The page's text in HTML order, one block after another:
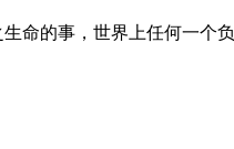
命的事，世界上任何一个